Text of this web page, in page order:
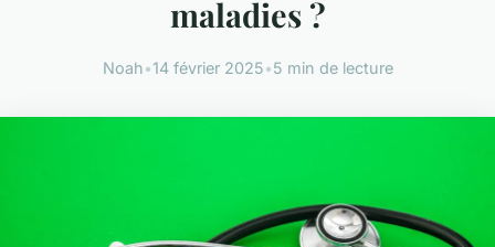
maladies ?
Noah•14 février 2025•5 min de lecture